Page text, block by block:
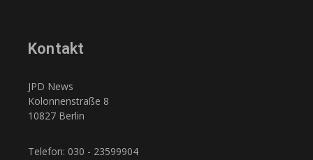
Kontakt
JPD News
Kolonnenstraße 8
10827 Berlin
Telefon: 030 - 23599904